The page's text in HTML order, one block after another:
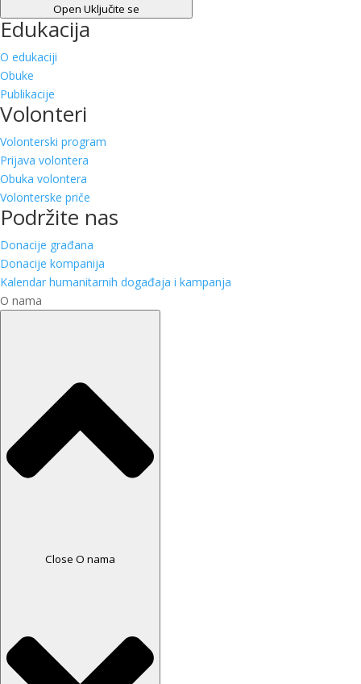
Open Uključite se
Edukacija
O edukaciji
Obuke
Publikacije
Volonteri
Volonterski program
Prijava volontera
Obuka volontera
Volonterske priče
Podržite nas
Donacije građana
Donacije kompanija
Kalendar humanitarnih događaja i kampanja
O nama
Close O nama